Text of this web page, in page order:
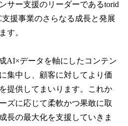
サー支援のリーダーであるtorid
援事業のさらなる成長と発展
す。
AI×データを軸にしたコンテン
集中し、顧客に対してより価
提供してまいります。これか
ズに応じて柔軟かつ果敢に取
長の最大化を支援していきま